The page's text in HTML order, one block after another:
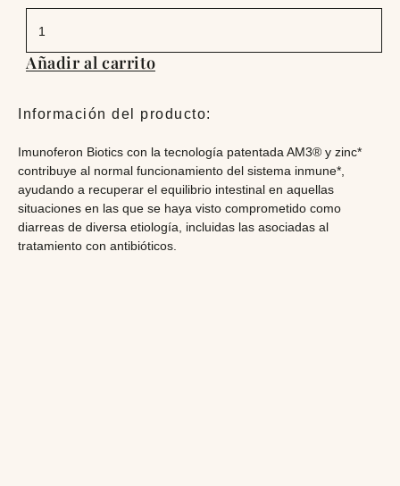
INMUNOFERON
BIOTICS
cantidad
Añadir al carrito
Información del producto:
Imunoferon Biotics con la tecnología patentada AM3® y zinc*
contribuye al normal funcionamiento del sistema inmune*,
ayudando a recuperar el equilibrio intestinal en aquellas
situaciones en las que se haya visto comprometido como
diarreas de diversa etiología, incluidas las asociadas al
tratamiento con antibióticos.